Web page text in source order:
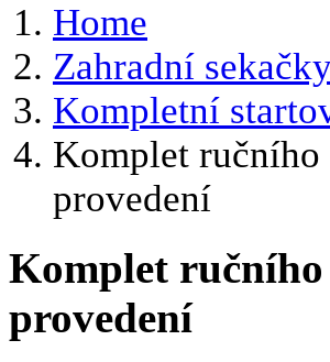
Home
Zahradní
Kompletní
Komplet
provedení
Komplet
provedení